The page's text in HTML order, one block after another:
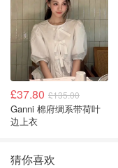
£37.80 £135.00
Ganni 棉府绸系带荷叶
边上衣
猜你喜欢